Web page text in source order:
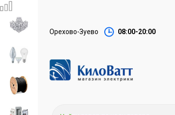
Орехово-Зуево 08:00-20:00